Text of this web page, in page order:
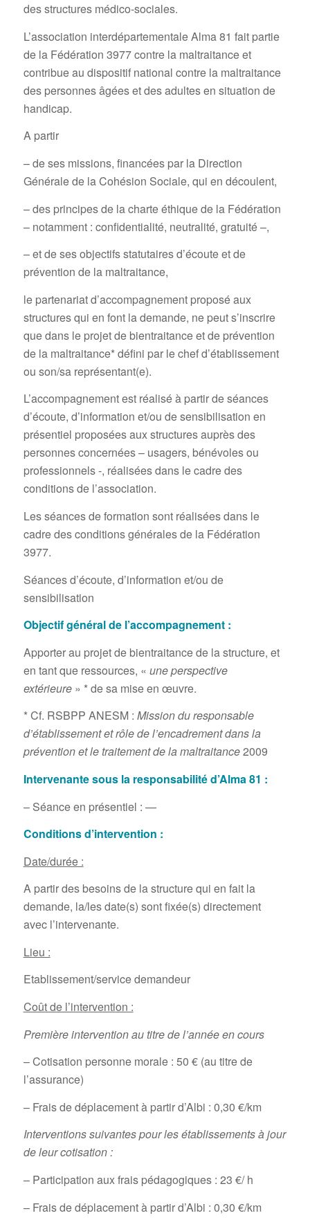
des structures médico-sociales.
L’association interdépartementale Alma 81 fait partie
de la Fédération 3977 contre la maltraitance et
contribue au dispositif national contre la maltraitance
des personnes âgées et des adultes en situation de
handicap.
A partir
– de ses missions, financées par la Direction
Générale de la Cohésion Sociale, qui en découlent,
– des principes de la charte éthique de la Fédération
– notamment : confidentialité, neutralité, gratuité –,
– et de ses objectifs statutaires d’écoute et de
prévention de la maltraitance,
le partenariat d’accompagnement proposé aux
structures qui en font la demande, ne peut s’inscrire
que dans le projet de bientraitance et de prévention
de la maltraitance* défini par le chef d’établissement
ou son/sa représentant(e).
L’accompagnement est réalisé à partir de séances
d’écoute, d’information et/ou de sensibilisation en
présentiel proposées aux structures auprès des
personnes concernées – usagers, bénévoles ou
professionnels -, réalisées dans le cadre des
conditions de l’association.
Les séances de formation sont réalisées dans le
cadre des conditions générales de la Fédération
3977.
Séances d’écoute, d’information et/ou de
sensibilisation
Objectif général de l’accompagnement :
Apporter au projet de bientraitance de la structure, et
en tant que ressources, « une perspective
extérieure» * de sa mise en œuvre.
* Cf. RSBPP ANESM : Mission du responsable
d’établissement et rôle de l’encadrement dans la
prévention et le traitement de la maltraitance2009
Intervenante sous la responsabilité d’Alma 81 :
– Séance en présentiel : —
Conditions d’intervention :
Date/durée :
A partir des besoins de la structure qui en fait la
demande, la/les date(s) sont fixée(s) directement
avec l’intervenante.
Lieu :
Etablissement/service demandeur
Coût de l’intervention :
Première intervention au titre de l’année en cours
– Cotisation personne morale : 50 € (au titre de
l’assurance)
– Frais de déplacement à partir d’Albi : 0,30 €/km
Interventions suivantes pour les établissements à jour
de leur cotisation :
– Participation aux frais pédagogiques : 23 €/ h
– Frais de déplacement à partir d’Albi : 0,30 €/km